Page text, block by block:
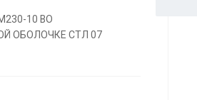
10 ВО
ОБОЛОЧКЕ СТЛ 07